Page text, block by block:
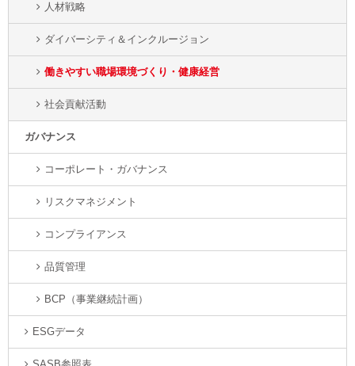
人材戦略
ダイバーシティ＆インクルージョン
働きやすい職場環境づくり・健康経営
社会貢献活動
ガバナンス
コーポレート・ガバナンス
リスクマネジメント
コンプライアンス
品質管理
BCP（事業継続計画）
ESGデータ